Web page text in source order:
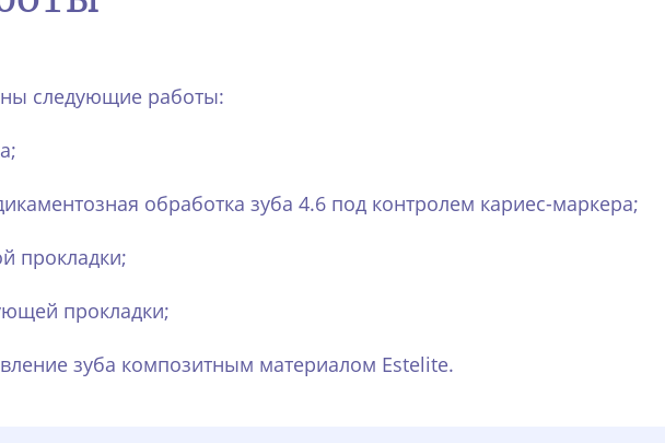
следующие работы:
обработка зуба 4.6 под контролем кариес-маркера;
прокладки;
прокладки;
зуба композитным материалом Estelite.